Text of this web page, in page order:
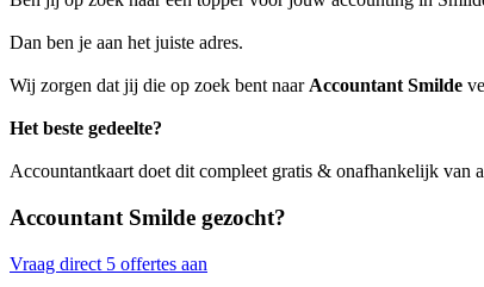
Dan ben je aan het juiste adres.
Wij zorgen dat jij die op zoek bent naar Accountant Smilde
Het beste gedeelte?
Accountantkaart doet dit compleet gratis & onafhankelijk van
Accountant Smilde gezocht?
Vraag direct 5 offertes aan